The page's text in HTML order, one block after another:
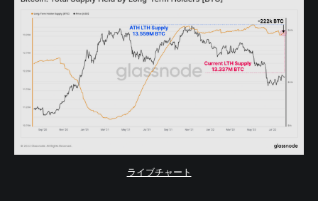
ライブチャート